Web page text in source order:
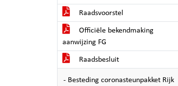
Raadsvoorstel
Officiële bekendmaking
aanwijzing FG
Raadsbesluit
- Besteding coronasteunpakket Rijk